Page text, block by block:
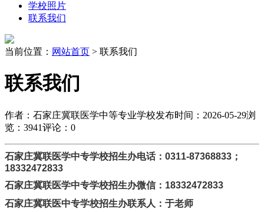
学校照片
联系我们
当前位置： 网站首页 > 联系我们
联系我们
作者：石家庄冀联医学中等专业学校发布时间：2026-05-29浏
览：3941评论：0
石家庄冀联医学中专学校招生办电话：0311-87368833；
18332472833
石家庄冀联医学中专学校招生办微信：18332472833
石家庄冀联医中专学校招生办联系人：于老师